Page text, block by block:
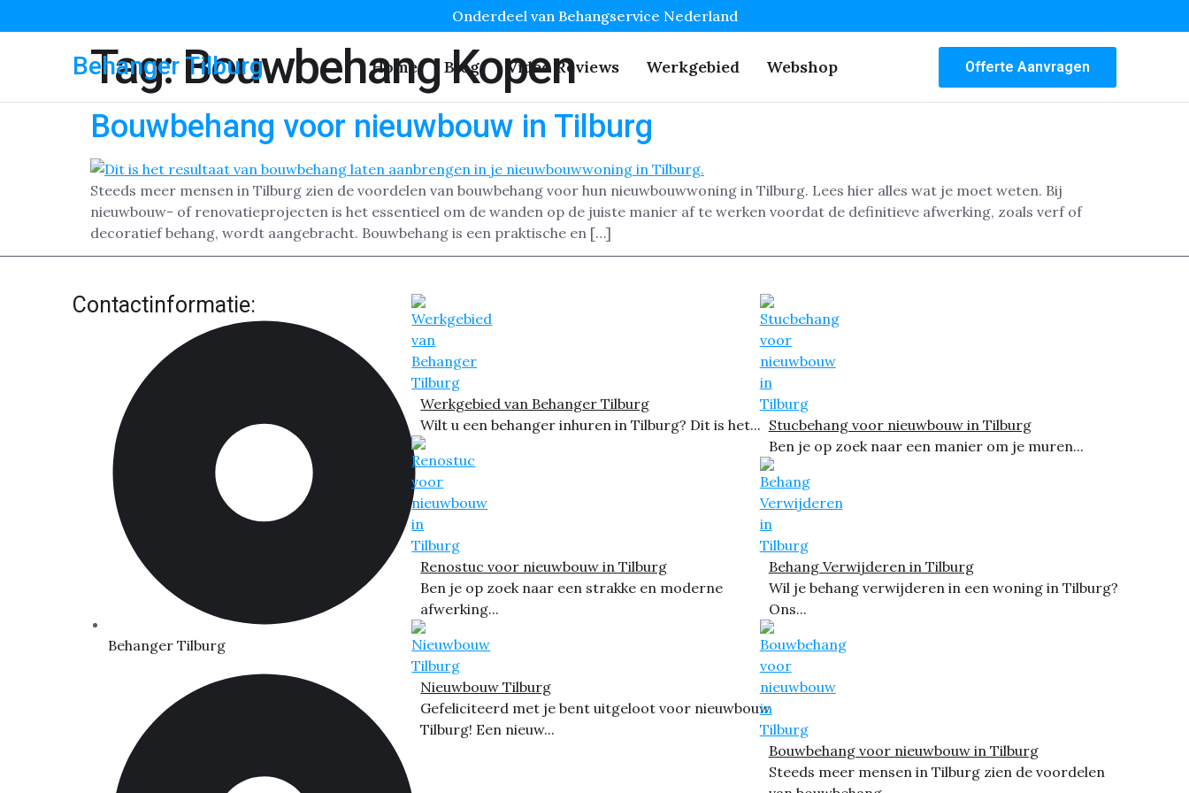
Onderdeel van Behangservice Nederland
Behanger Tilburg Home Blog Video Reviews Werkgebied Webshop Offerte Aanvragen
Tag:Bouwbehang Kopen
Bouwbehang voor nieuwbouw in Tilburg
Steeds meer mensen in Tilburg zien de voordelen van bouwbehang voor hun nieuwbouwwoning in Tilburg. Lees hier alles wat je moet weten. Bij
nieuwbouw- of renovatieprojecten is het essentieel om de wanden op de juiste manier af te werken voordat de definitieve afwerking, zoals verf of
decoratief behang, wordt aangebracht. Bouwbehang is een praktische en […]
Contactinformatie:
Behanger Tilburg
Werkgebied van Behanger Tilburg
Wilt u een behanger inhuren in Tilburg? Dit is het...
Renostuc voor nieuwbouw in Tilburg
Ben je op zoek naar een strakke en moderne
afwerking...
Nieuwbouw Tilburg
Gefeliciteerd met je bent uitgeloot voor nieuwbouw
Tilburg! Een nieuw...
Stucbehang voor nieuwbouw in Tilburg
Ben je op zoek naar een manier om je muren...
Behang Verwijderen in Tilburg
Wil je behang verwijderen in een woning in Tilburg?
Ons...
Bouwbehang voor nieuwbouw in Tilburg
Steeds meer mensen in Tilburg zien de voordelen